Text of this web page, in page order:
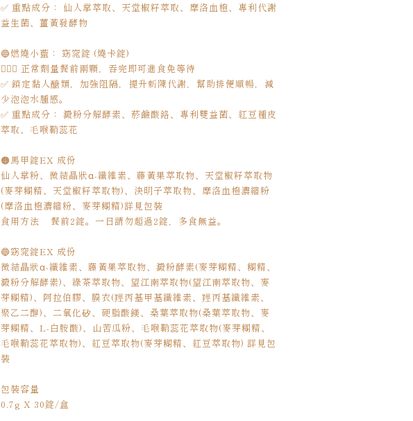
✅ 重點成分： 仙人掌萃取、天堂椒籽萃取、摩洛血橙、專利代謝
益生菌、薑黃發酵物
🔵燃燒小藍： 窈窕錠 (燒卡錠)
💁🏻‍♀️ 正常劑量餐前兩顆，吞完即可進食免等待
✅ 鎖定黏人醣類，加強阻隔，提升新陳代謝，幫助排便順暢，減
少泡泡水腫感。
✅ 重點成分： 澱粉分解酵素、菸鹼酸鉻、專利雙益菌、紅豆種皮
萃取、毛喉鞘蕊花
🟠馬甲錠EX 成份
仙人掌粉、微結晶狀α-纖維素、藤黃果萃取物、天堂椒籽萃取物
(麥芽糊精、天堂椒籽萃取物)、決明子萃取物、摩洛血橙濃縮粉
(摩洛血橙濃縮粉、麥芽糊精)詳見包裝
食用方法
餐前2錠。一日請勿超過2錠，多食無益。
🔵窈窕錠EX 成份
微結晶狀α-纖維素、藤黃果萃取物、澱粉酵素(麥芽糊精、糊精、
澱粉分解酵素)、綠茶萃取物、望江南萃取物(望江南萃取物、麥
芽糊精)、阿拉伯膠、膜衣(羥丙基甲基纖維素、羥丙基纖維素、
聚乙二醇)、二氧化矽、硬脂酸鎂、桑葉萃取物(桑葉萃取物、麥
芽糊精、L-白胺酸)、山苦瓜粉、毛喉鞘蕊花萃取物(麥芽糊精、
毛喉鞘蕊花萃取物)、紅豆萃取物(麥芽糊精、紅豆萃取物) 詳見包
裝
包裝容量
0.7g X 30錠/盒